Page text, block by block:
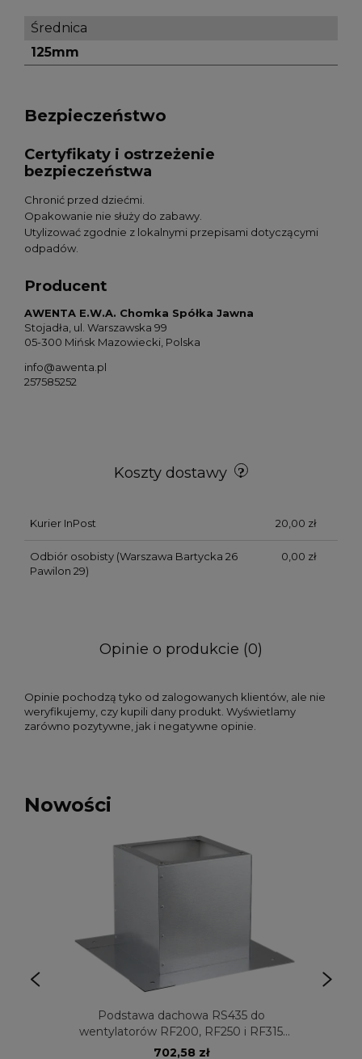
Średnica
125mm
Bezpieczeństwo
Certyfikaty i ostrzeżenie
bezpieczeństwa
Chronić przed dziećmi.
Opakowanie nie służy do zabawy.
Utylizować zgodnie z lokalnymi przepisami dotyczącymi
odpadów.
Producent
AWENTA E.W.A. Chomka Spółka Jawna
Stojadła, ul. Warszawska 99
05-300 Mińsk Mazowiecki, Polska
info@awenta.pl
257585252
Koszty dostawy
Kurier InPost 20,00 zł
Odbiór osobisty(Warszawa Bartycka 26
Pawilon 29)
0,00 zł
Opinie o produkcie (0)
Opinie pochodzą tyko od zalogowanych klientów, ale nie
weryfikujemy, czy kupili dany produkt. Wyświetlamy
zarówno pozytywne, jak i negatywne opinie.
Nowości
Podstawa dachowa RS435 do
wentylatorów RF200, RF250 i RF315
Venture Industries
702,58 zł